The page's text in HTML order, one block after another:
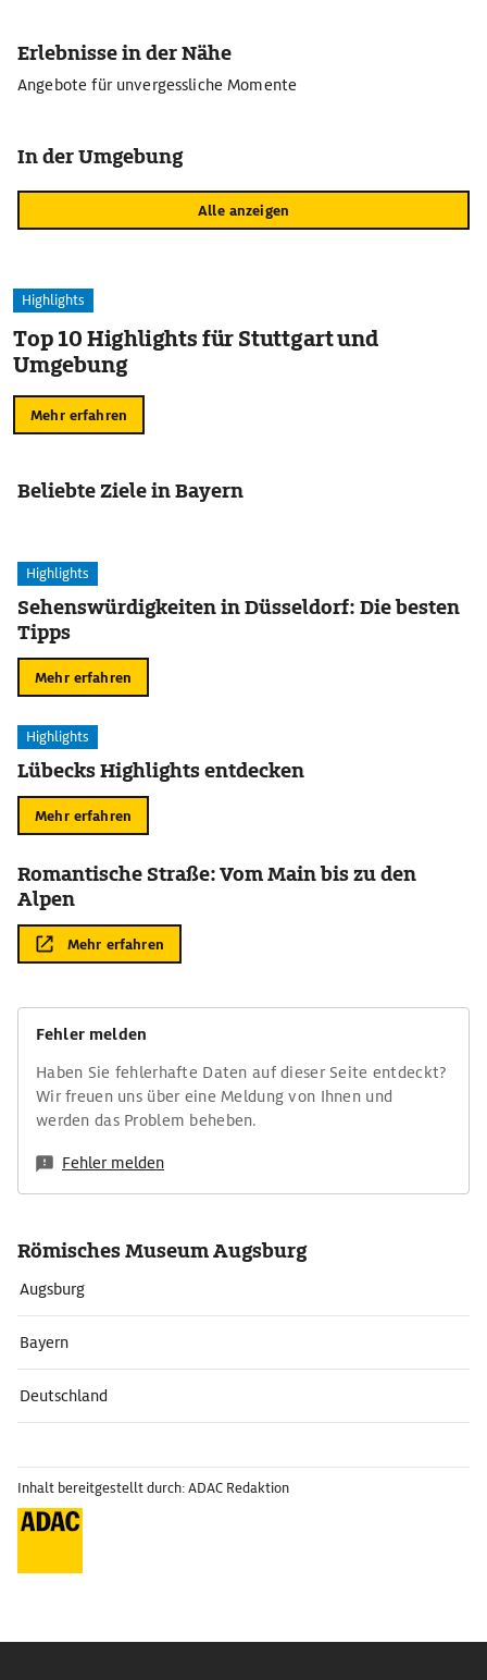
Erlebnisse in der Nähe
Angebote für unvergessliche Momente
In der Umgebung
Alle anzeigen
Highlights
Top 10 Highlights für Stuttgart und
Umgebung
Mehr erfahren
Beliebte Ziele in Bayern
Highlights
Sehenswürdigkeiten in Düsseldorf: Die besten
Tipps
Mehr erfahren
Highlights
Lübecks Highlights entdecken
Mehr erfahren
Romantische Straße: Vom Main bis zu den
Alpen
Mehr erfahren
Fehler melden
Haben Sie fehlerhafte Daten auf dieser Seite entdeckt?
Wir freuen uns über eine Meldung von Ihnen und
werden das Problem beheben.
Fehler melden
Römisches Museum Augsburg
Augsburg
Bayern
Deutschland
Inhalt bereitgestellt durch: ADAC Redaktion